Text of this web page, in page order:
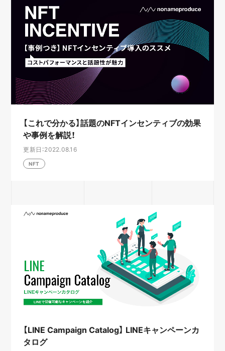
【これで分かる】話題のNFTインセンティブの効果
や事例を解説！
更新日：2022.08.16
NFT
【LINE Campaign Catalog】 LINEキャンペーンカ
タログ